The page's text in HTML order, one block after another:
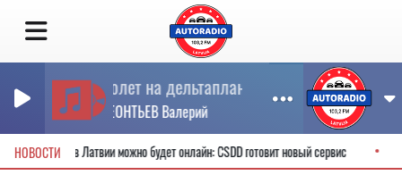
Полет на дельтаплане
ЛЕОНТЬЕВ Валерий
НОВОСТИправа в Латвии можно будет онлайн: CSDD готовит новый сервис